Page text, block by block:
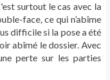
surtout le cas avec la
face, ce qui n’abîme
difficile si la pose a été
abîmé le dossier. Avec
perte sur les parties